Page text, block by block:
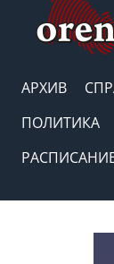
АРХИВ
ПОЛИТИКА